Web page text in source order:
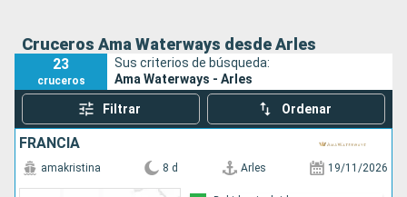
Buscar
Cruceros Ama Waterways desde Arles
23
cruceros
Sus criterios de búsqueda:
Ama Waterways - Arles
Filtrar Ordenar
FRANCIA
amakristina 8 d Arles 19/11/2026